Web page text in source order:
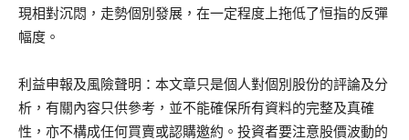
現相對沉悶，走勢個別發展，在一定程度上拖低了恒指的反彈
幅度。
利益申報及風險聲明：本文章只是個人對個別股份的評論及分
析，有關內容只供參考，並不能確保所有資料的完整及真確
性，亦不構成任何買賣或認購邀約。投資者要注意股價波動的